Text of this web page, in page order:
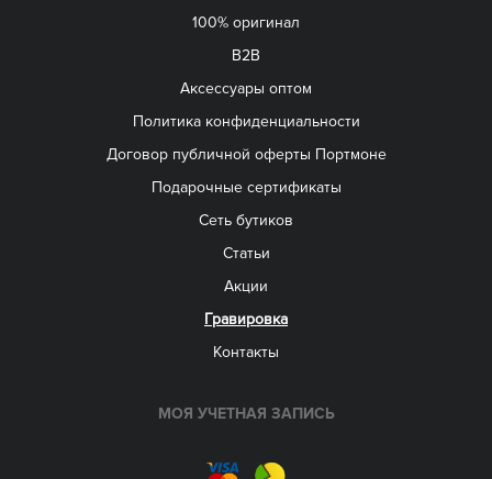
100% оригинал
B2B
Aксессуары оптом
Политика конфиденциальности
Договор публичной оферты Портмоне
Подарочные сертификаты
Сеть бутиков
Статьи
Акции
Гравировка
Контакты
МОЯ УЧЕТНАЯ ЗАПИСЬ